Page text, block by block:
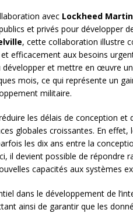
avec Lockheed Martin
et privés pour développer
, cette collaboration illustre
efficacement aux besoins
et mettre en œuvre
mois, ce qui représente un
militaire.
les délais de conception et
globales croissantes. En
les dix ans entre la
il devient possible de répondre
capacités aux systèmes
dans le développement de
ainsi de garantir que les